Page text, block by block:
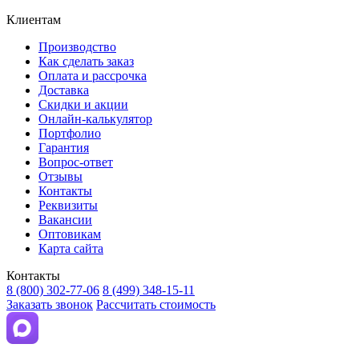
Клиентам
Производство
Как сделать заказ
Оплата и рассрочка
Доставка
Скидки и акции
Онлайн-калькулятор
Портфолио
Гарантия
Вопрос-ответ
Отзывы
Контакты
Реквизиты
Вакансии
Оптовикам
Карта сайта
Контакты
8 (800) 302-77-06 8 (499) 348-15-11
Заказать звонок Рассчитать стоимость